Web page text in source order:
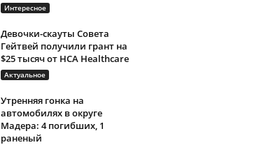
Интересное
Девочки-скауты Совета
Гейтвей получили грант на
$25 тысяч от HCA Healthcare
Актуальное
Утренняя гонка на
автомобилях в округе
Мадера: 4 погибших, 1
раненый